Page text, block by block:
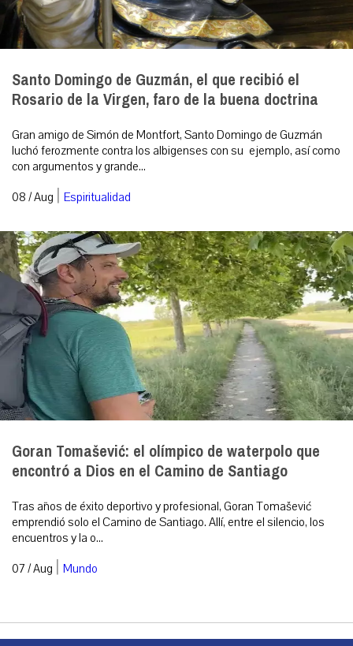
Santo Domingo de Guzmán, el que recibió el
Rosario de la Virgen, faro de la buena doctrina
Gran amigo de Simón de Montfort, Santo Domingo de Guzmán
luchó ferozmente contra los albigenses con su ejemplo, así como
con argumentos y grande...
08 / Aug | Espiritualidad
Goran Tomašević: el olímpico de waterpolo que
encontró a Dios en el Camino de Santiago
Tras años de éxito deportivo y profesional, Goran Tomašević
emprendió solo el Camino de Santiago. Allí, entre el silencio, los
encuentros y la o...
07 / Aug | Mundo